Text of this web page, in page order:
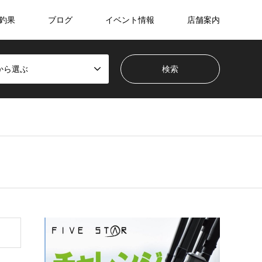
果 ブログ イベント情報 店舗案内
ら選ぶ